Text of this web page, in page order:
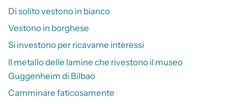
Di solito vestono in bianco
Vestono in borghese
Si investono per ricavarne interessi
Il metallo delle lamine che rivestono il museo
Guggenheim di Bilbao
Camminare faticosamente